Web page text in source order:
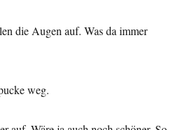
die Augen auf. Was da immer
weg.